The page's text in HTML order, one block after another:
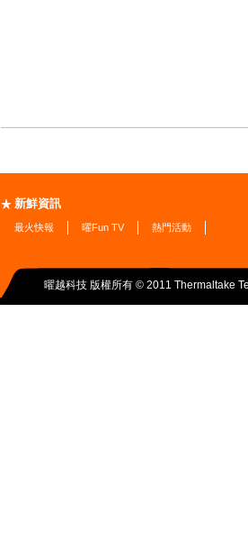
新鮮資訊
最火快報 曜Fun TV 熱門活動
曜越科技 版權所有 © 2011 Thermaltake